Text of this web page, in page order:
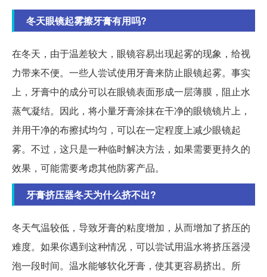
冬天眼镜起雾擦牙膏有用吗?
在冬天，由于温差较大，眼镜容易出现起雾的现象，给视
力带来不便。一些人尝试使用牙膏来防止眼镜起雾。事实
上，牙膏中的成分可以在眼镜表面形成一层薄膜，阻止水
蒸气凝结。因此，将小量牙膏涂抹在干净的眼镜镜片上，
并用干净的布擦拭均匀，可以在一定程度上减少眼镜起
雾。不过，这只是一种临时解决方法，如果需要更持久的
效果，可能需要考虑其他防雾产品。
牙膏挤压器冬天为什么挤不出?
冬天气温较低，导致牙膏的粘度增加，从而增加了挤压的
难度。如果你遇到这种情况，可以尝试用温水将挤压器浸
泡一段时间。温水能够软化牙膏，使其更容易挤出。所